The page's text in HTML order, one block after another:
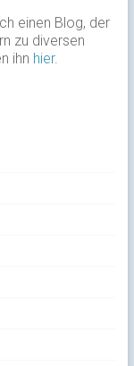
einen Blog, der
zu diversen
ihn hier.